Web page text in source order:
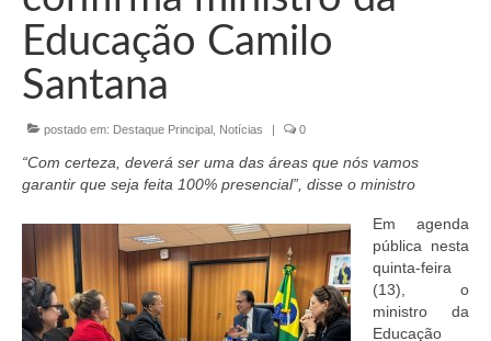
Conselheiros e Diretoria
Câmaras Técnicas
Carta de Serviços ao Cidadão
Governança
Transparência e Prestação de Contas
Eleições
Eleições Triênio 2027-2029
Educação Camilo
Santana
postado em: Destaque Principal Notícias | 0
“Com certeza, deverá ser uma das áreas que nós vamos
garantir que seja feita 100% presencial”, disse o ministro
Em agenda
pública nesta
quinta-feira
(13), o
ministro da
Educação